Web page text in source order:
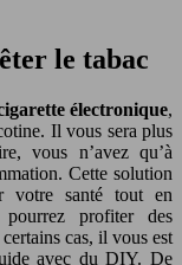
le tabac
électronique,
Il vous sera plus
vous n’avez qu’à
Cette solution
votre santé tout en
profiter des
cas, il vous est
avec du DIY. De